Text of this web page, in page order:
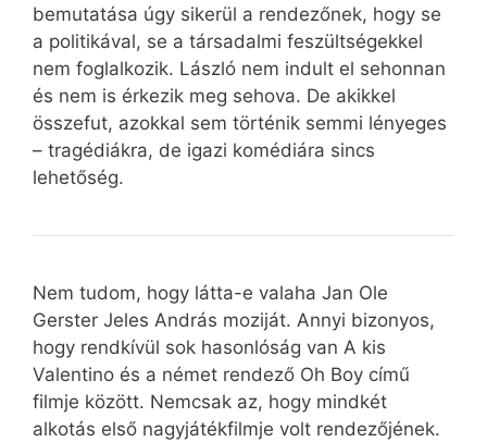
bemutatása úgy sikerül a rendezőnek, hogy se
a politikával, se a társadalmi feszültségekkel
nem foglalkozik. László nem indult el sehonnan
és nem is érkezik meg sehova. De akikkel
összefut, azokkal sem történik semmi lényeges
– tragédiákra, de igazi komédiára sincs
lehetőség.
Nem tudom, hogy látta-e valaha Jan Ole
Gerster Jeles András moziját. Annyi bizonyos,
hogy rendkívül sok hasonlóság van A kis
Valentino és a német rendező Oh Boy című
filmje között. Nemcsak az, hogy mindkét
alkotás első nagyjátékfilmje volt rendezőjének.